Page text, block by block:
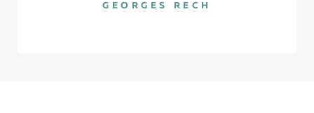
GEORGES RECH